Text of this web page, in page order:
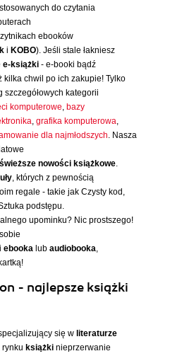
do czytania
ebooków
i KOBO). Jeśli stale łakniesz
e-książki - e-booki bądź
chwil po ich zakupie! Tylko
szczegółowych kategorii
komputerowe, bazy
, grafika komputerowa,
dla najmłodszych. Nasza
nowości książkowe.
, których z pewnością
regale - takie jak Czysty kod,
podstępu.
upominku? Nic prostszego!
ebooka lub audiobooka,
- najlepsze książki
się w literaturze
rynku książki nieprzerwanie